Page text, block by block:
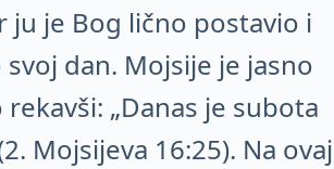
ju je Bog lično postavio i
dan. Mojsije je jasno
„Danas je subota
Mojsijeva 16:25). Na ovaj